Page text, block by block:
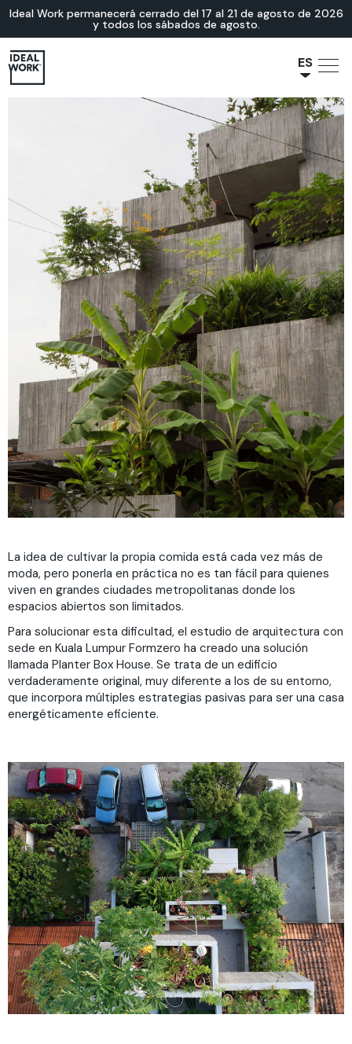
Ideal Work permanecerá cerrado del 17 al 21 de agosto de 2026
y todos los sábados de agosto.
ES
JA
IT
FR
EN
DE
La idea de cultivar la propia comida está cada vez más de
moda, pero ponerla en práctica no es tan fácil para quienes
viven en grandes ciudades metropolitanas donde los
espacios abiertos son limitados.
Para solucionar esta dificultad, el estudio de arquitectura con
sede en Kuala Lumpur Formzero ha creado una solución
llamada Planter Box House. Se trata de un edificio
verdaderamente original, muy diferente a los de su entorno,
que incorpora múltiples estrategias pasivas para ser una casa
energéticamente eficiente.